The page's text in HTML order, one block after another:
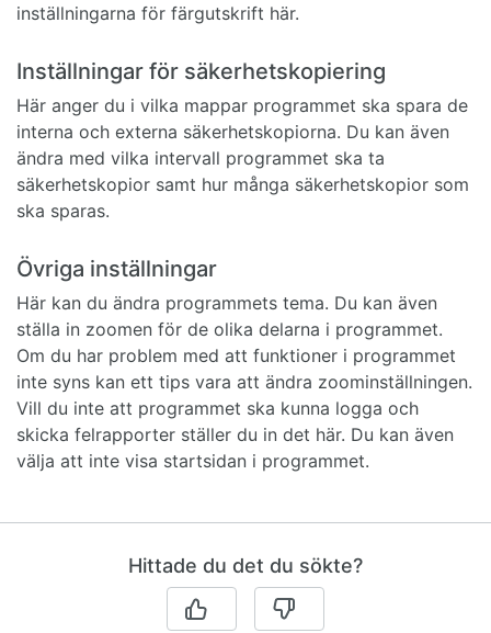
inställningarna för färgutskrift här.
Inställningar för säkerhetskopiering
Här anger du i vilka mappar programmet ska spara de
interna och externa säkerhetskopiorna. Du kan även
ändra med vilka intervall programmet ska ta
säkerhetskopior samt hur många säkerhetskopior som
ska sparas.
Övriga inställningar
Här kan du ändra programmets tema. Du kan även
ställa in zoomen för de olika delarna i programmet.
Om du har problem med att funktioner i programmet
inte syns kan ett tips vara att ändra zoominställningen.
Vill du inte att programmet ska kunna logga och
skicka felrapporter ställer du in det här. Du kan även
välja att inte visa startsidan i programmet.
Hittade du det du sökte?